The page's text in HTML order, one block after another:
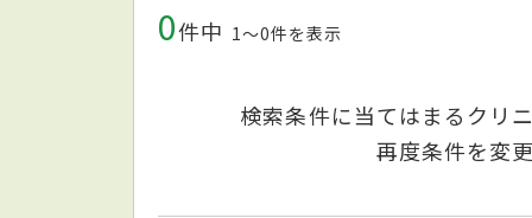
0件中 1〜0件を表示
検索条件に当てはまるクリ
再度条件を変